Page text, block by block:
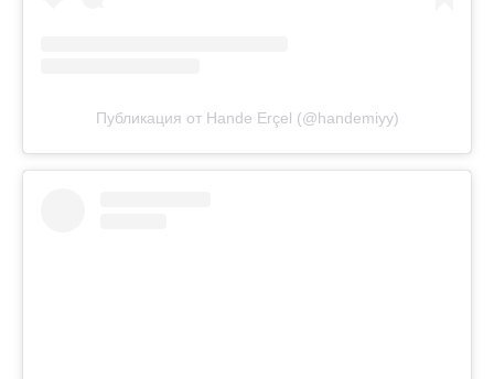
Публикация от Hande Erçel (@handemiyy)